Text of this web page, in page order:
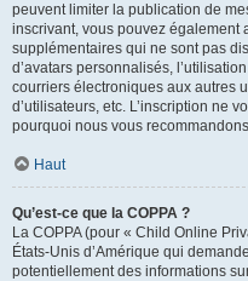
peuvent limiter la publication de
inscrivant, vous pouvez également
supplémentaires qui ne sont pas
d’avatars personnalisés,
courriers électroniques aux autres
d’utilisateurs, etc. L’inscription ne
pourquoi nous vous
Haut
Qu’est-ce que la COPPA ?
La COPPA (pour « Child Online
États-Unis d’Amérique qui
potentiellement des informations